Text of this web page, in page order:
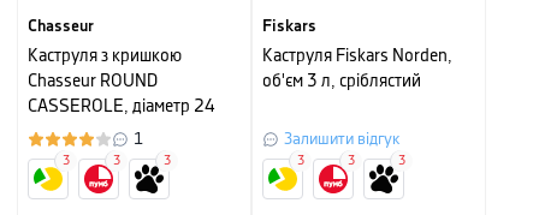
Chasseur
Каструля з кришкою
Chasseur ROUND
CASSEROLE, діаметр 24
см, об'єм 4 л, сріблясто-
чорний
1
3 3 3
Fiskars
Каструля Fiskars Norden,
об'єм 3 л, сріблястий
Залишити відгук
3 3 3